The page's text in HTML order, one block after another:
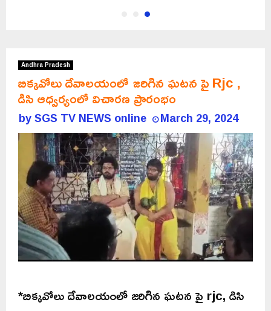
Andhra Pradesh
బిక్కవోలు దేవాలయంలో జరిగిన ఘటన పై Rjc ,
డిసి ఆధ్వర్యంలో విచారణ ప్రారంభం
bySGS TV NEWS online March 29, 2024
*బిక్కవోలు దేవాలయంలో జరిగిన ఘటన పై rjc, డిసి